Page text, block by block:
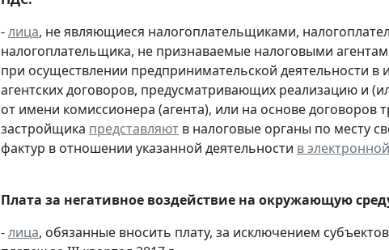
-лица, не являющиеся налогоплательщиками,
налогоплательщика, не признаваемые налоговыми
при осуществлении предпринимательской деятельности в
агентских договоров, предусматривающих реализацию и
от имени комиссионера (агента), или на основе
застройщика представляют в налоговые органы по месту
фактур в отношении указанной деятельности в
Плата за негативное воздействие на окружающую
-лица, обязанные вносить плату, за исключением